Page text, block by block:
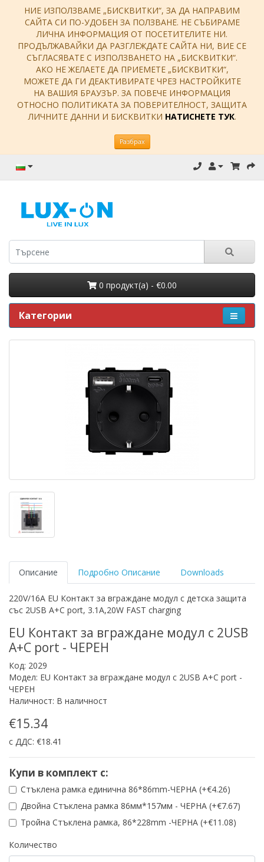
НИЕ ИЗПОЛЗВАМЕ „БИСКВИТКИ“, ЗА ДА НАПРАВИМ
САЙТА СИ ПО-УДОБЕН ЗА ПОЛЗВАНЕ. НЕ СЪБИРАМЕ
ЛИЧНА ИНФОРМАЦИЯ ОТ ПОСЕТИТЕЛИТЕ НИ.
ПРОДЪЛЖАВАЙКИ ДА РАЗГЛЕЖДАТЕ САЙТА НИ, ВИЕ СЕ
СЪГЛАСЯВАТЕ С ИЗПОЛЗВАНЕТО НА „БИСКВИТКИ“.
АКО НЕ ЖЕЛАЕТЕ ДА ПРИЕМЕТЕ „БИСКВИТКИ“,
МОЖЕТЕ ДА ГИ ДЕАКТИВИРАТЕ ЧРЕЗ НАСТРОЙКИТЕ
НА ВАШИЯ БРАУЗЪР. ЗА ПОВЕЧЕ ИНФОРМАЦИЯ
ОТНОСНО ПОЛИТИКАТА ЗА ПОВЕРИТЕЛНОСТ, ЗАЩИТА
ЛИЧНИТЕ ДАННИ И БИСКВИТКИ НАТИСНЕТЕ ТУК.
Разбрах
0 продукт(a) - €0.00
Категории
Описание Подробно Описание Downloads
220V/16A EU Контакт за вграждане модул с детска защита
със 2USB A+C port, 3.1A,20W FAST charging
EU Контакт за вграждане модул с 2USB
A+C port - ЧЕРЕН
Код: 2029
Модел: EU Контакт за вграждане модул с 2USB A+C port -
ЧЕРЕН
Наличност: В наличност
€15.34
с ДДС: €18.41
Купи в комплект с:
Стъклена рамка единична 86*86mm-ЧЕРНА (+€4.26)
Двойна Стъклена рамка 86мм*157мм - ЧЕРНА (+€7.67)
Тройна Стъклена рамка, 86*228mm -ЧЕРНА (+€11.08)
Количество